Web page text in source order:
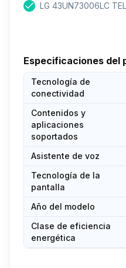
LG 43UN73006LC
Especificaciones del
Tecnología de
conectividad
Contenidos y
aplicaciones
soportados
Asistente de voz
Tecnología de la
pantalla
Año del modelo
Clase de eficiencia
energética